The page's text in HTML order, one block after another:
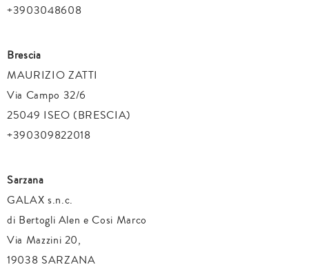
+3903048608
Brescia
MAURIZIO ZATTI
Via Campo 32/6
25049 ISEO (BRESCIA)
+390309822018
Sarzana
GALAX s.n.c.
di Bertogli Alen e Cosi Marco
Via Mazzini 20,
19038 SARZANA